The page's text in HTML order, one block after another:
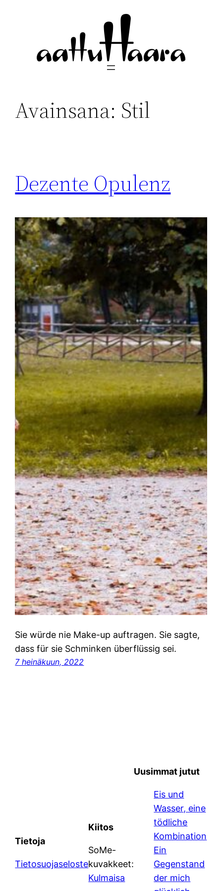
Avainsana: Stil
Dezente Opulenz
Sie würde nie Make-up auftragen. Sie sagte,
dass für sie Schminken überflüssig sei.
7 heinäkuun, 2022
Tietoja
Tietosuojaseloste
Kiitos
SoMe-
kuvakkeet:
Kulmaisa
Uusimmat jutut
Eis und
Wasser, eine
tödliche
Kombination
Ein
Gegenstand
der mich